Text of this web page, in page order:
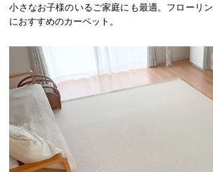
小さなお子様のいるご家庭にも最適。フローリ
におすすめのカーペット。